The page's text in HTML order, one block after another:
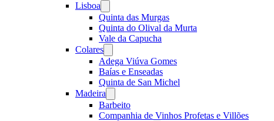
Lisboa
menu
Quinta das Murgas
Quinta do Olival da Murta
Vale da Capucha
Colares
menu
Adega Viúva Gomes
Baías e Enseadas
Quinta de San Michel
Madeira
menu
Barbeito
Companhia de Vinhos Profetas e Villões